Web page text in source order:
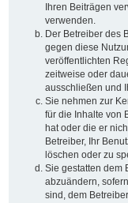
Ihren Beiträgen
verwenden.
Der Betreiber des
gegen diese
veröffentlichten
zeitweise oder
ausschließen und
Sie nehmen zur
für die Inhalte von
hat oder die er
Betreiber, Ihr
löschen oder zu
Sie gestatten dem
abzuändern,
sind, dem